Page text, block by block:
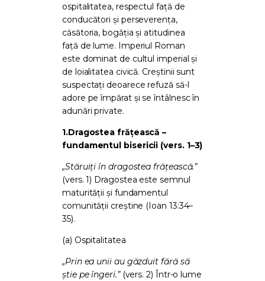
ospitalitatea, respectul față de
conducători și perseverența,
căsătoria, bogăția și atitudinea
față de lume. Imperiul Roman
este dominat de cultul imperial și
de loialitatea civică. Creștinii sunt
suspectați deoarece refuză să-l
adore pe împărat și se întâlnesc în
adunări private.
1.Dragostea frățească –
fundamentul bisericii (vers. 1–3)
„Stăruiți în dragostea frățească.”
(vers. 1) Dragostea este semnul
maturității și fundamentul
comunității creștine (Ioan 13:34–
35).
(a) Ospitalitatea
„Prin ea unii au găzduit fără să
știe pe îngeri.”(vers. 2) Într-o lume